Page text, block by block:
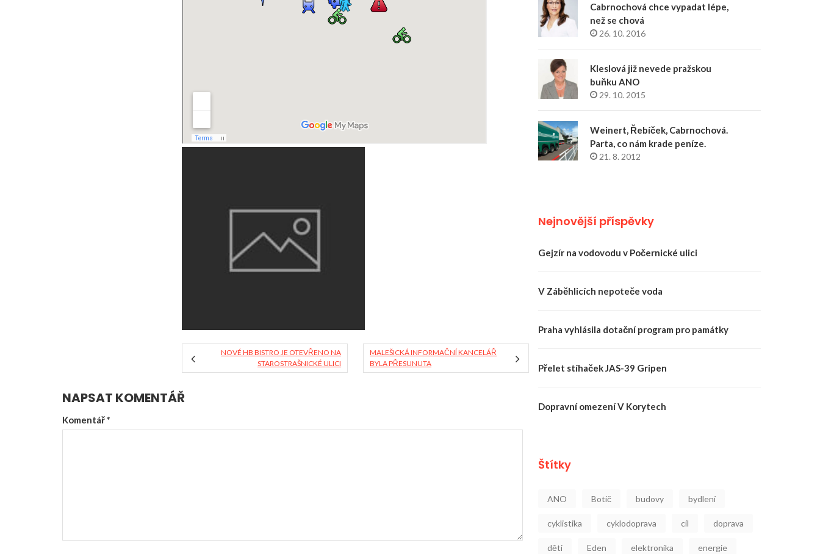
NOVÉ HB BISTRO JE OTEVŘENO NA
STAROSTRAŠNICKÉ ULICI
MALEŠICKÁ INFORMAČNÍ KANCELÁŘ
BYLA PŘESUNUTA
NAPSAT KOMENTÁŘ
Komentář*
Cabrnochová chce vypadat lépe,
než se chová
26. 10. 2016
Kleslová již nevede pražskou
buňku ANO
29. 10. 2015
Weinert, Řebíček, Cabrnochová.
Parta, co nám krade peníze.
21. 8. 2012
Nejnovější příspěvky
Gejzír na vodovodu v Počernické ulici
V Záběhlicích nepoteče voda
Praha vyhlásila dotační program pro památky
Přelet stíhaček JAS-39 Gripen
Dopravní omezení V Korytech
Štítky
ANO Botič budovy bydlení
cyklistika cyklodoprava cíl doprava
děti Eden elektronika energie